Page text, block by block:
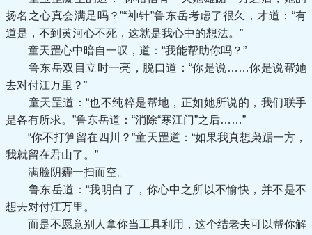
扬名之心真会满足吗？”“神针”鲁东岳考虑了很久，才道：“有
道是，不到黄河心不死，这就是我心中的想法。”
童天罡心中暗自一叹，道：“我能帮助你吗？”
鲁东岳双目立时一亮，脱口道：“你是说……你是说帮她
去对付江万里？”
童天罡道：“也不纯粹是帮地，正如她所说的，我们联手
是各有所求。”鲁东岳道：“消除“寒江门”之后……”
“你不打算留在四川？”童天罡道：“如果我真想枭踞一方，
我就留在君山了。”
满脸阴霾一扫而空。
鲁东岳道：“我明白了，你心中之所以不愉快，并不是不
想去对付江万里。
而是不愿意别人拿你当工具利用，这个结老夫可以帮你解